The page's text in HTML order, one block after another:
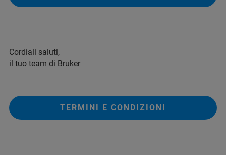
Cordiali saluti,
il tuo team di Bruker
TERMINI E CONDIZIONI